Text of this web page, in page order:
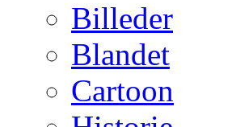
Billeder
Blandet
Cartoon